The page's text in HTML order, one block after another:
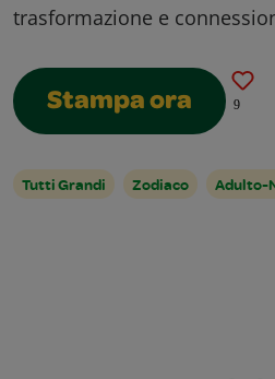
trasformazione e
Stampa ora 9
Tutti Grandi Zodiaco Adulto-